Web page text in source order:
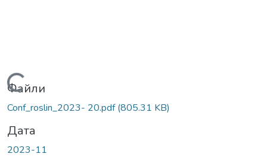
Вантажиться...
Файли
Conf_roslin_2023- 20.pdf(805.31 KB)
Дата
2023-11